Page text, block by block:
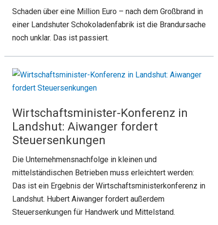
Schaden über eine Million Euro – nach dem Großbrand in
einer Landshuter Schokoladenfabrik ist die Brandursache
noch unklar. Das ist passiert.
Wirtschaftsminister-Konferenz in
Landshut: Aiwanger fordert
Steuersenkungen
Die Unternehmensnachfolge in kleinen und
mittelständischen Betrieben muss erleichtert werden:
Das ist ein Ergebnis der Wirtschaftsministerkonferenz in
Landshut. Hubert Aiwanger fordert außerdem
Steuersenkungen für Handwerk und Mittelstand.